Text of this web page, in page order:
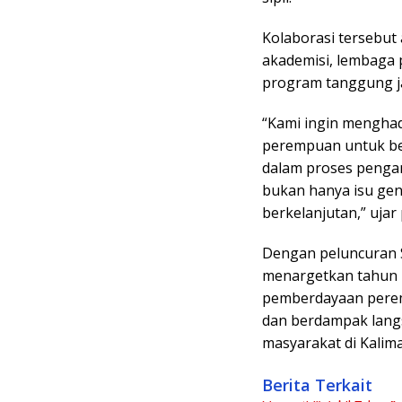
Kolaborasi tersebut
akademisi,
program tanggung
“Kami ingin
perempuan untuk
dalam proses
bukan hanya isu
berkelanjutan,” ujar
Dengan peluncuran
menargetkan tahun
pemberdayaan
dan berdampak
masyarakat di
Berita Terkait